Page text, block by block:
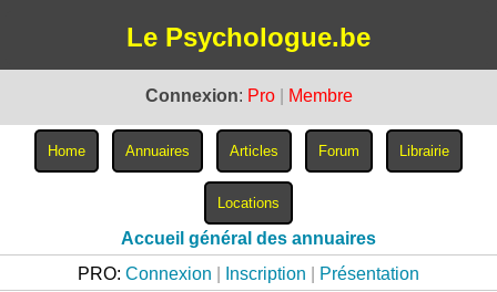
Le Psychologue.be
Connexion: Pro Membre
Accueil général des annuaires
PRO: Connexion Inscription Présentation